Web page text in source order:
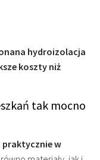
hydroizolacja
koszty niż
tak mocno
praktycznie w